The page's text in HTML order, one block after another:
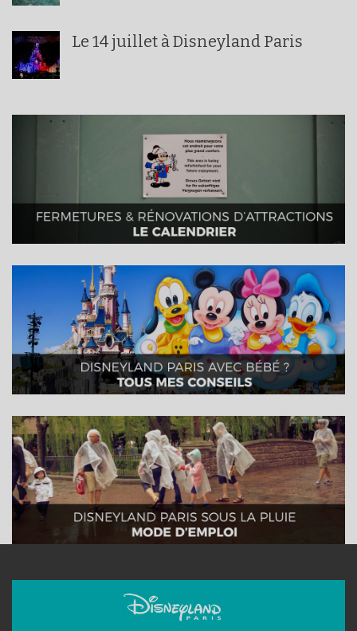
Le 14 juillet à Disneyland Paris